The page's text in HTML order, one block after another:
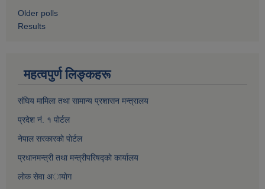
Older polls
Results
महत्वपुर्ण लिङ्कहरू
संघिय मामिला तथा सामान्य प्रशासन मन्त्रालय
प्रदेश नं. १ पाेर्टल
नेपाल सरकारकाे पाेर्टल
प्रधानमन्त्री तथा मन्त्रीपरिषद्काे कार्यालय
लाेक सेवा अायाेग